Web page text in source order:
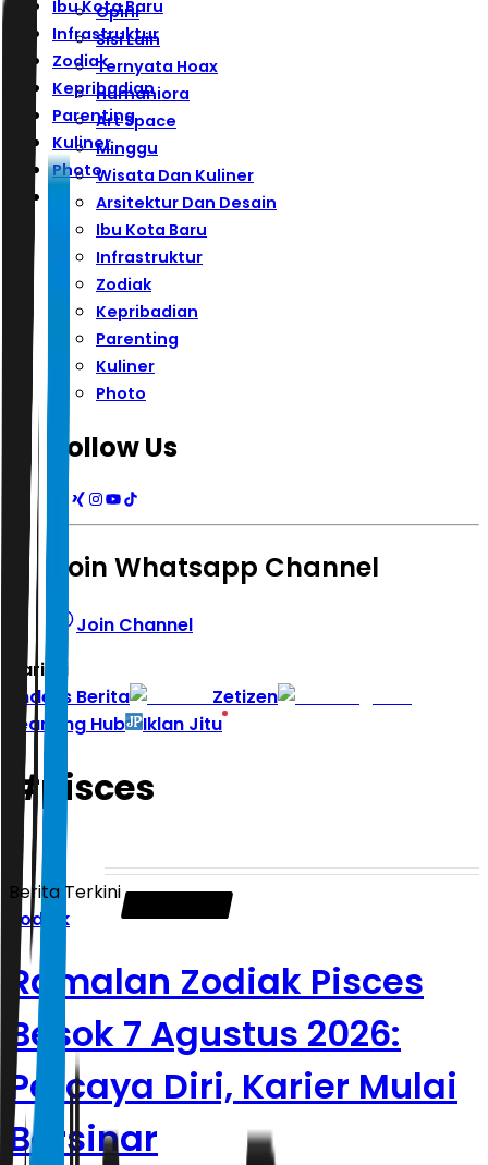
Ibu Kota Baru
Infrastruktur
Zodiak
Kepribadian
Parenting
Kuliner
Photo
Opini
Sisi Lain
Ternyata Hoax
Humaniora
Art Space
Minggu
Wisata Dan Kuliner
Arsitektur Dan Desain
Ibu Kota Baru
Infrastruktur
Zodiak
Kepribadian
Parenting
Kuliner
Photo
Follow Us
Join Whatsapp Channel
Join Channel
Hari ini
Indeks Berita
Zetizen
Learning Hub
Iklan Jitu
#pisces
Berita Terkini
Zodiak
Ramalan Zodiak Pisces
Besok 7 Agustus 2026:
Percaya Diri, Karier Mulai
Bersinar